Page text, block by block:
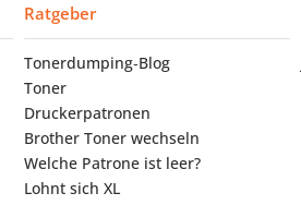
Ratgeber
Tonerdumping‑Blog
Toner
Druckerpatronen
Brother Toner wechseln
Welche Patrone ist leer?
Lohnt sich XL